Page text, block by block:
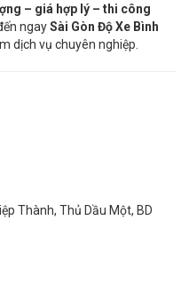
– giá hợp lý – thi công
ngaySài Gòn Độ Xe Bình
dịch vụ chuyên nghiệp.
Thành, Thủ Dầu Một, BD